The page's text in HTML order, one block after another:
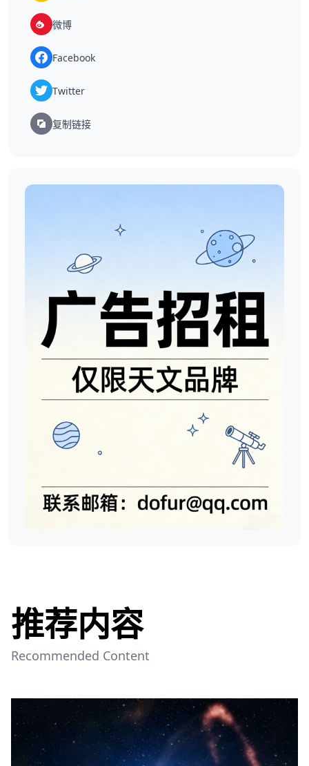
微博
Facebook
Twitter
复制链接
推荐内容
Recommended Content